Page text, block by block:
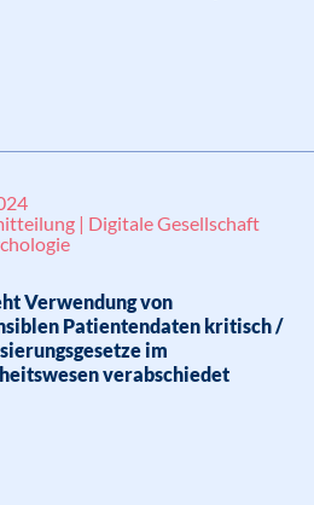
| Digitale Gesellschaft
Verwendung von
Patientendaten kritisch /
im
verabschiedet